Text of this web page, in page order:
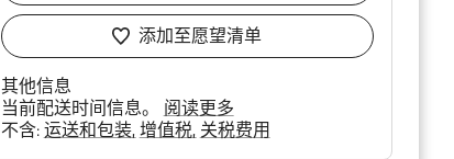
添加至愿望清单
其他信息
当前配送时间信息。 阅读更多
不含: 运送和包装 增值税 关税费用